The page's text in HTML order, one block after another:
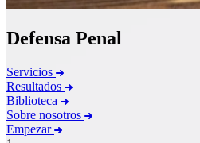
Defensa Penal
Servicios
Resultados
Biblioteca
Sobre nosotros
Empezar